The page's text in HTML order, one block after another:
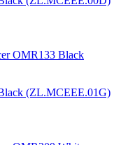
(ZL.MCEEE.01G)